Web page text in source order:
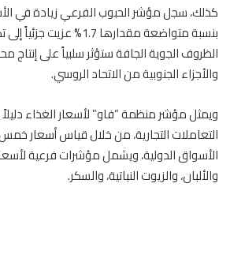
كذلك، سجل مؤشر الحبوب الفرعي زيادة في
بنسبة متواضعة مقدارها
الظروف الجوية الجافة ستؤثر سلبياً على إنتاج
والأجزاء الجنوبية من الاتحاد الروسي.
ويمثل مؤشر منظمة “فاو” لأسعار الغذاء
التعاملات التجارية، من خلال قياس أسعار
الأسواق الدولية، ويشمل مؤشرات فرعية
والألبان، والزيوت النباتية، والسكر.